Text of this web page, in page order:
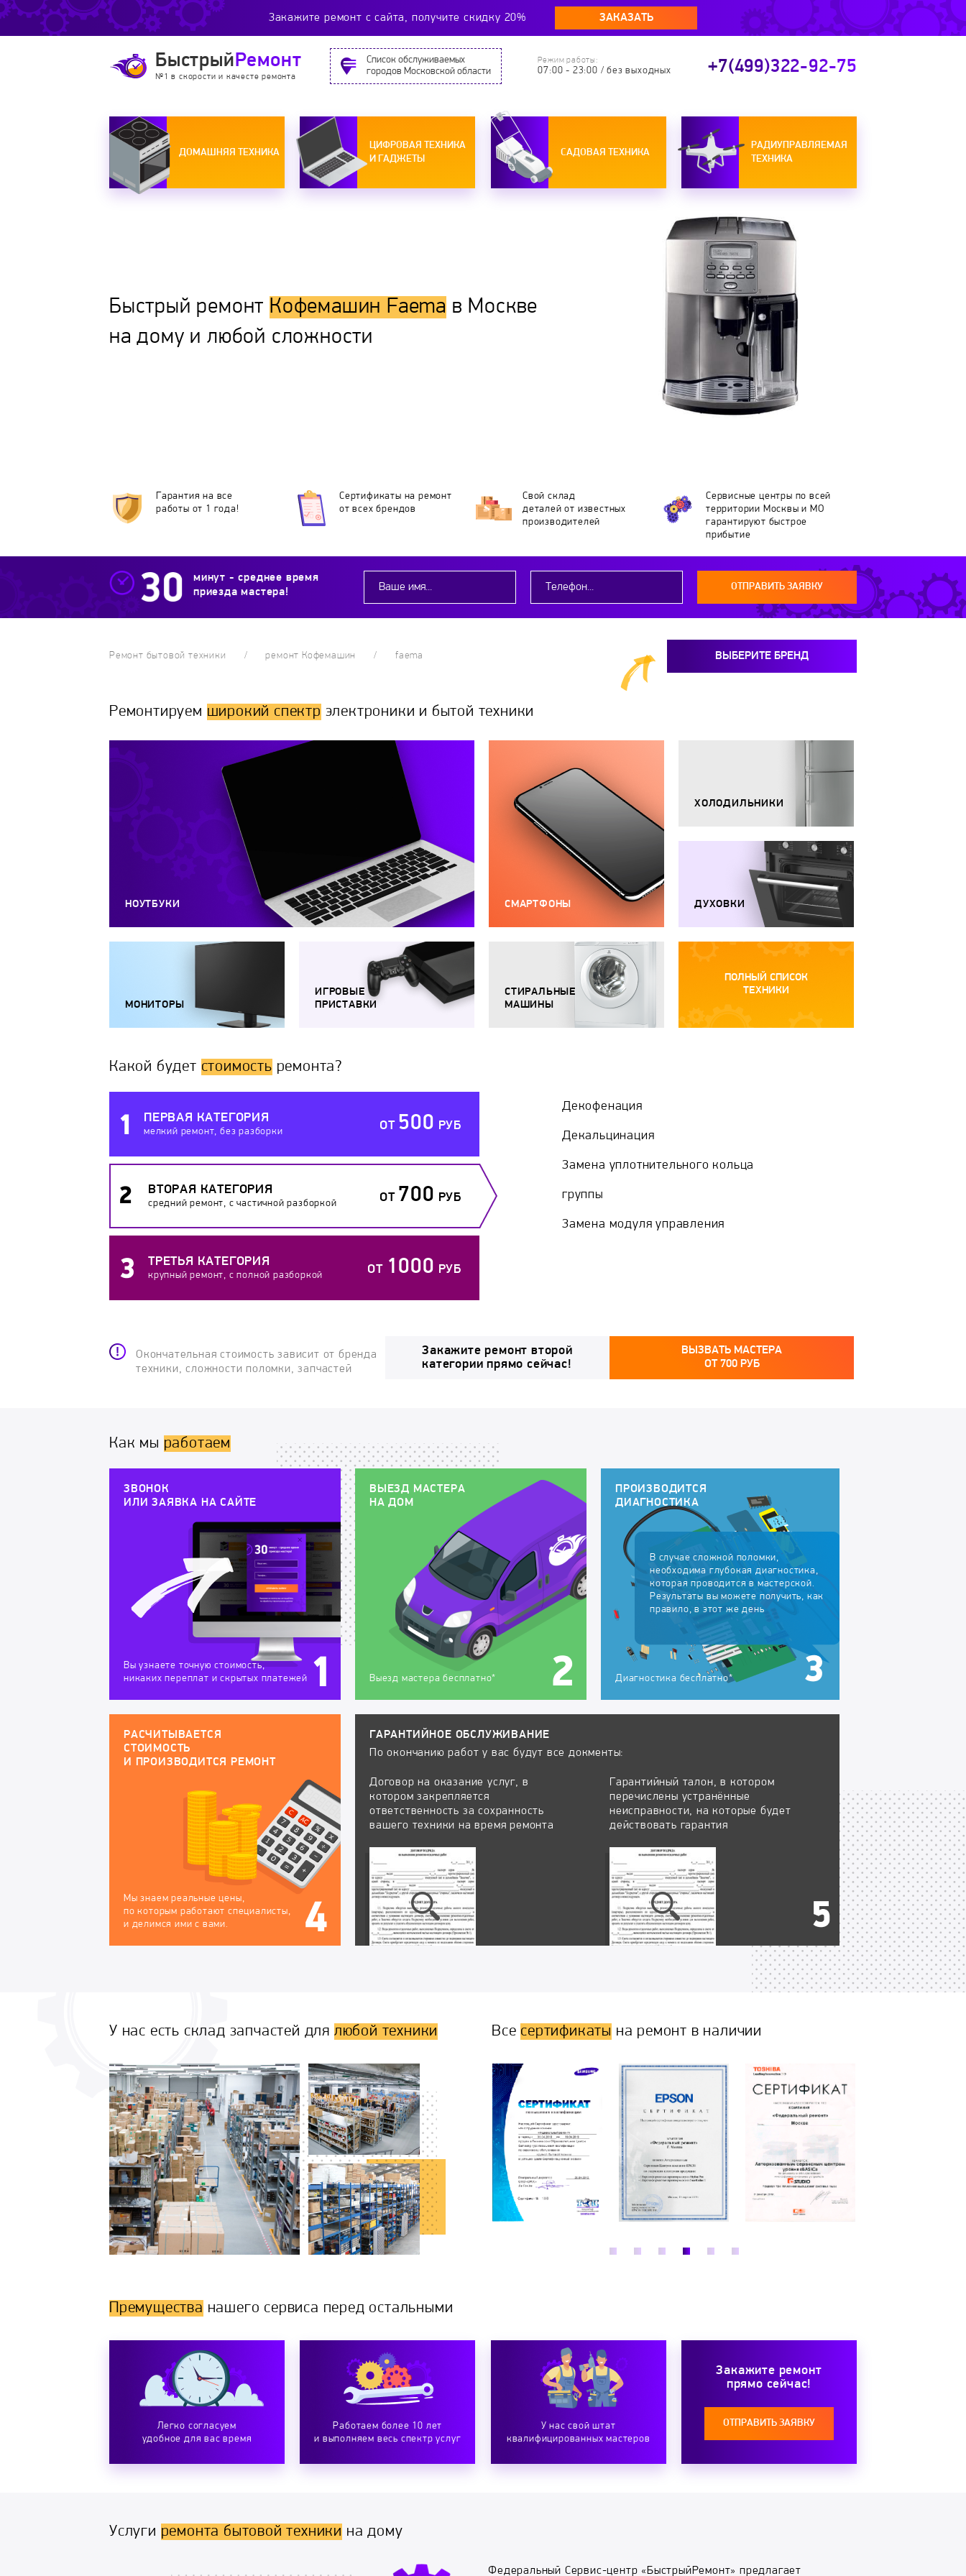
Закажите ремонт c сайта, получите скидку 20% ЗАКАЗАТЬ
Быстрый Ремонт
№1 в скорости и качесте ремонта
Cписок обслуживаемых
городов Московской области
Режим работы:
07:00 - 23:00 / без выходных +7(499)322-92-75
ДОМАШНЯЯ ТЕХНИКА
ЦИФРОВАЯ ТЕХНИКА
И ГАДЖЕТЫ
САДОВАЯ ТЕХНИКА
РАДИУПРАВЛЯЕМАЯ
ТЕХНИКА
Быстрый ремонт Кофемашин Faema в Москве
на дому и любой сложности
Гарантия на все
работы от 1 года!
Сертификаты на ремонт
от всех брендов
Свой склад
деталей от известных
производителей
Сервисные центры по всей
территории Москвы и МО
гарантируют быстрое
прибытие
минут - среднее время
приезда мастера!
ОТПРАВИТЬ ЗАЯВКУ
Ремонт бытовой техники ремонт Кофемашин faema ВЫБЕРИТЕ БРЕНД
Ремонтируем широкий спектр электроники и бытой техники
НОУТБУКИ
МОНИТОРЫ
ИГРОВЫЕ
ПРИСТАВКИ
СМАРТФОНЫ
СТИРАЛЬНЫЕ
МАШИНЫ
ХОЛОДИЛЬНИКИ
ДУХОВКИ
ПОЛНЫЙ СПИСОК
ТЕХНИКИ
Какой будет стоимость ремонта?
ПЕРВАЯ КАТЕГОРИЯ
мелкий ремонт, без разборки ОТ 500 РУБ
ВТОРАЯ КАТЕГОРИЯ
средний ремонт, с частичной разборкой ОТ 700 РУБ
ТРЕТЬЯ КАТЕГОРИЯ
крупный ремонт, с полной разборкой ОТ 1000 РУБ
Декофенация
Декальцинация
Замена уплотнительного кольца
группы
Замена модуля управления
Закажите ремонт второй
категории прямо сейчас!
ВЫЗВАТЬ МАСТЕРА
ОТ700РУБ
Окончательная стоимость зависит от бренда
техники, сложности поломки, запчастей
Как мы работаем
ЗВОНОК
ИЛИ ЗАЯВКА НА САЙТЕ
Вы узнаете точную стоимость,
никаких переплат и скрытых платежей
ВЫЕЗД МАСТЕРА
НА ДОМ
Выезд мастера бесплатно*
ПРОИЗВОДИТСЯ
ДИАГНОСТИКА
В случае сложной поломки,
необходима глубокая диагностика,
которая проводится в мастерской.
Результаты вы можете получить, как
правило, в этот же день
Диагностика бесплатно*
РАСЧИТЫВАЕТСЯ
СТОИМОСТЬ
И ПРОИЗВОДИТСЯ РЕМОНТ
Мы знаем реальные цены,
по которым работают специалисты,
и делимся ими с вами.
ГАРАНТИЙНОЕ ОБСЛУЖИВАНИЕ
По окончанию работ у вас будут все докменты:
Договор на оказание услуг, в
котором закрепляется
ответственность за сохранность
вашего техники на время ремонта
Гарантийный талон, в котором
перечислены устранённые
неисправности, на которые будет
действовать гарантия
У нас есть склад запчастей для любой техники Все сертификаты на ремонт в наличии
Премущества нашего сервиса перед остальными
Легко согласуем
удобное для вас время
Работаем более 10 лет
и выполняем весь спектр услуг
У нас свой штат
квалифицированных мастеров
Закажите ремонт
прямо сейчас!
ОТПРАВИТЬ ЗАЯВКУ
Услуги ремонта бытовой техники на дому
Федеральный Сервис-центр «БыстрыйРемонт» предлагает